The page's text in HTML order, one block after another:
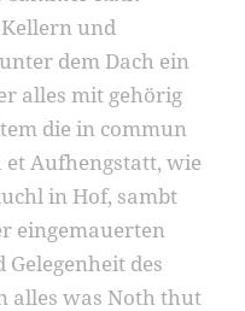
und
dem Dach ein
alles mit gehörig
die in commun
Aufhengstatt, wie
in Hof, sambt
eingemauerten
des
alles was Noth thut